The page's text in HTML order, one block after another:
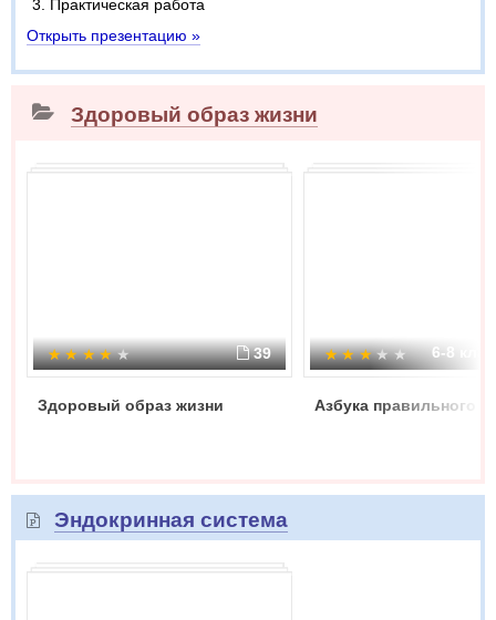
Практическая работа
Открыть презентацию »
Здоровый образ жизни
39
Здоровый образ жизни
6-8
Азбука правильного
Эндокринная система